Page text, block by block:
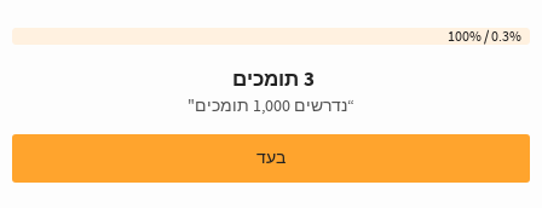
0.3% / 100%
3 תומכים
“נדרשים 1,000 תומכים"
בעד